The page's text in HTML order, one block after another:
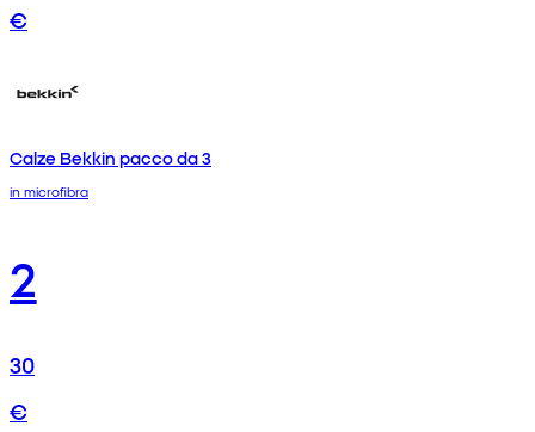
€
Calze Bekkin pacco da 3
in microfibra
2
30
€